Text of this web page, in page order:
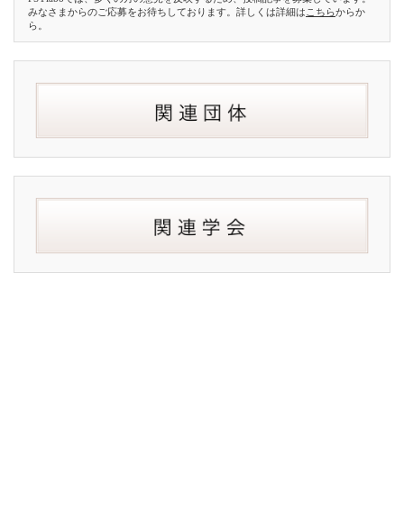
みなさまからのご応募をお待ちしております。詳しくは詳細は こちらからか
ら。